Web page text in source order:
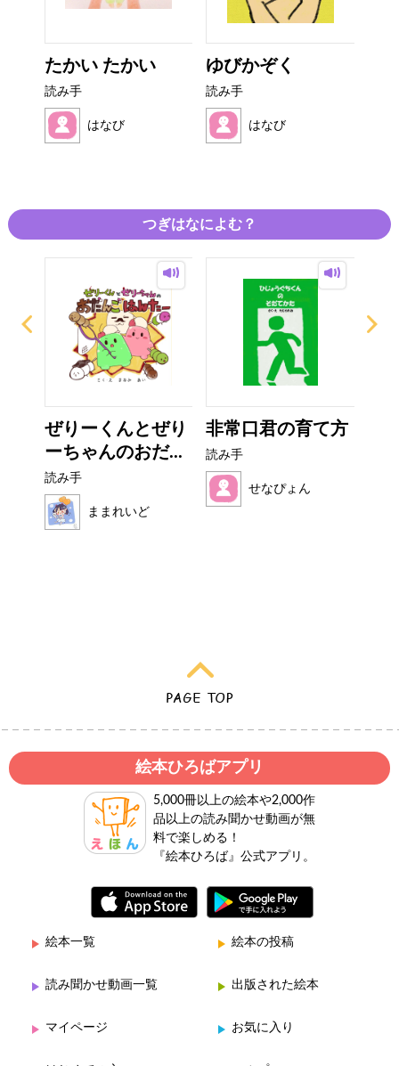
たかい たかい
読み手
はなび
ゆびかぞく
読み手
はなび
つぎはなによむ？
ぜりーくんとぜり
ーちゃんのおだ...
読み手
ままれいど
非常口君の育て方
読み手
せなぴょん
絵本ひろばアプリ
5,000冊以上の絵本や2,000作
品以上の読み聞かせ動画が無
料で楽しめる！
『絵本ひろば』公式アプリ。
絵本一覧 絵本の投稿
読み聞かせ動画一覧 出版された絵本
マイページ お気に入り